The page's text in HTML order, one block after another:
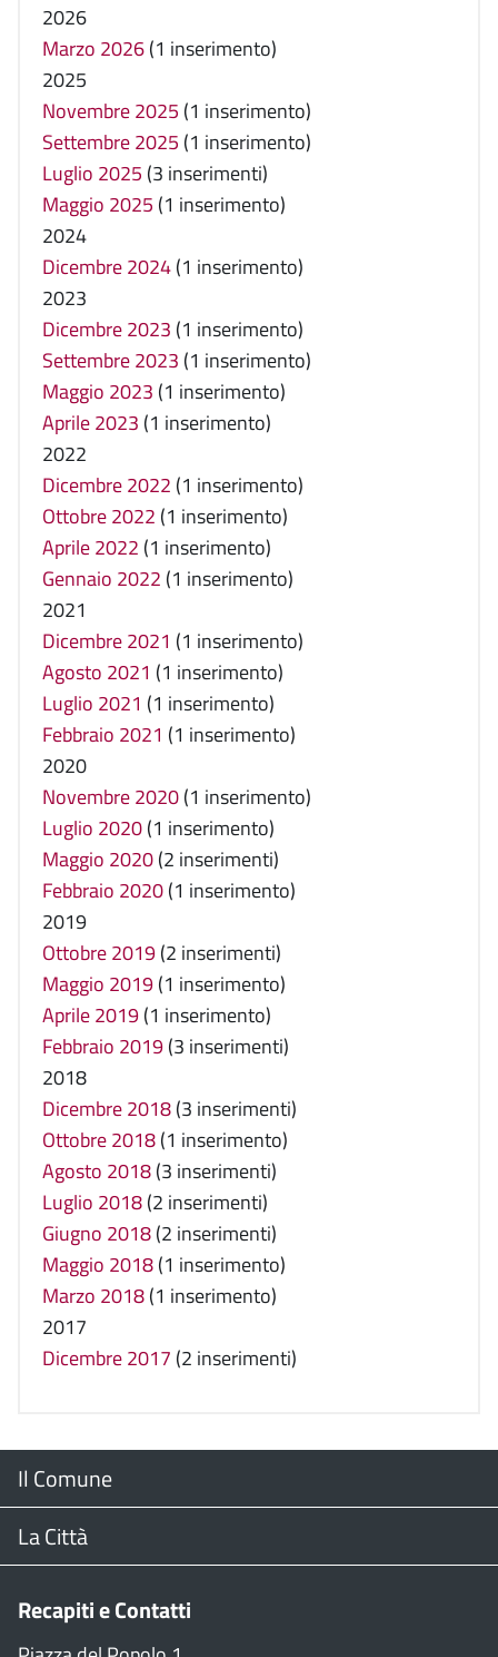
2026
Marzo 2026(1 inserimento)
2025
Novembre 2025 (1 inserimento)
Settembre 2025 (1 inserimento)
Luglio 2025 (3 inserimenti)
Maggio 2025 (1 inserimento)
2024
Dicembre 2024(1 inserimento)
2023
Dicembre 2023 (1 inserimento)
Settembre 2023 (1 inserimento)
Maggio 2023 (1 inserimento)
Aprile 2023 (1 inserimento)
2022
Dicembre 2022 (1 inserimento)
Ottobre 2022 (1 inserimento)
Aprile 2022 (1 inserimento)
Gennaio 2022 (1 inserimento)
2021
Dicembre 2021 (1 inserimento)
Agosto 2021 (1 inserimento)
Luglio 2021 (1 inserimento)
Febbraio 2021 (1 inserimento)
2020
Novembre 2020(1 inserimento)
Luglio 2020(1 inserimento)
Maggio 2020(2 inserimenti)
Febbraio 2020(1 inserimento)
2019
Ottobre 2019(2 inserimenti)
Maggio 2019(1 inserimento)
Aprile 2019(1 inserimento)
Febbraio 2019(3 inserimenti)
2018
Dicembre 2018(3 inserimenti)
Ottobre 2018(1 inserimento)
Agosto 2018(3 inserimenti)
Luglio 2018(2 inserimenti)
Giugno 2018(2 inserimenti)
Maggio 2018(1 inserimento)
Marzo 2018(1 inserimento)
2017
Dicembre 2017 (2 inserimenti)
Menu
Footer
Il Comune
Il Sindaco
Consiglio Comunale
La Città
Stradario
Recapiti e Contatti